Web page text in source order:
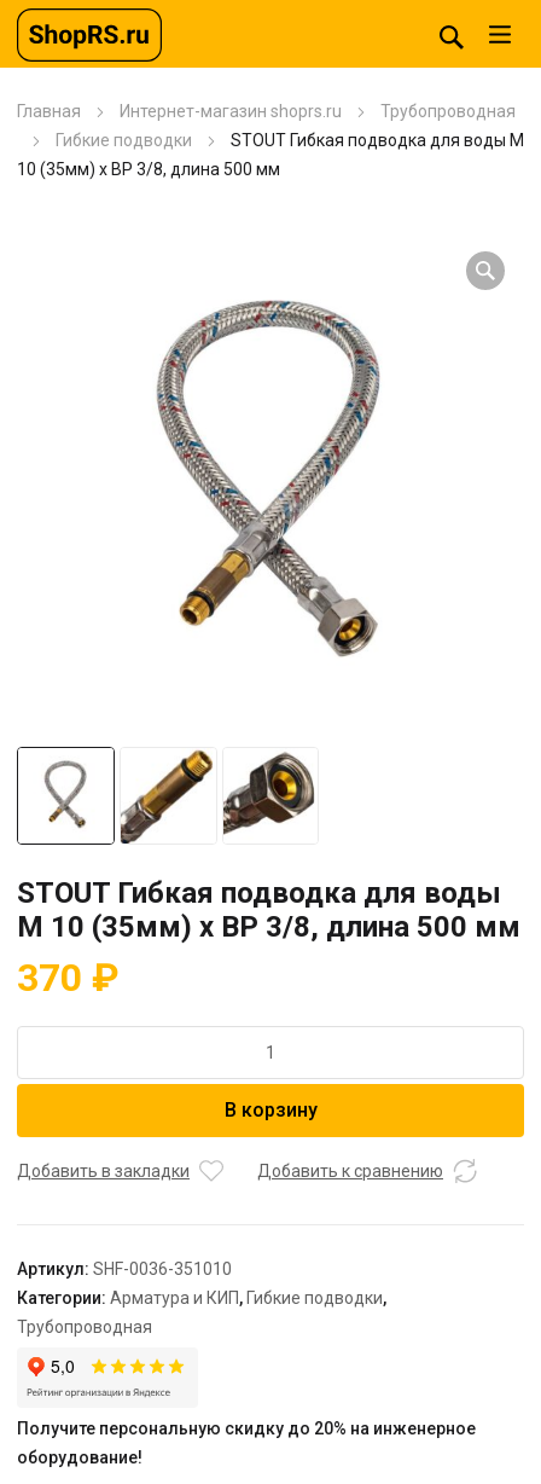
Главная Интернет-магазин shoprs.ru
Трубопроводная
Гибкие подводки
STOUT Гибкая подводка для воды M
10 (35мм) х ВР 3/8, длина 500 мм
STOUT Гибкая подводка для воды
M 10 (35мм) х ВР 3/8, длина 500 мм
370 ₽
STOUT
для
(35мм)
х
ВР
3/8,
мм
В корзину
Добавить в закладки Добавить к сравнению
Артикул: SHF-0036-351010
Категории: Арматура и КИП, Гибкие подводки,
Трубопроводная
Получите персональную скидку до 20% на инженерное
оборудование!